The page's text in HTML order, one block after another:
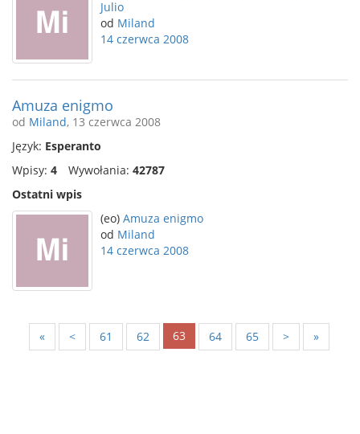
Julio
od Miland
14 czerwca 2008
Amuza enigmo
od Miland, 13 czerwca 2008
Język: Esperanto
Wpisy: 4 Wywołania: 42787
Ostatni wpis
(eo) Amuza enigmo
od Miland
14 czerwca 2008
« < 61 62 63 64 65 > »